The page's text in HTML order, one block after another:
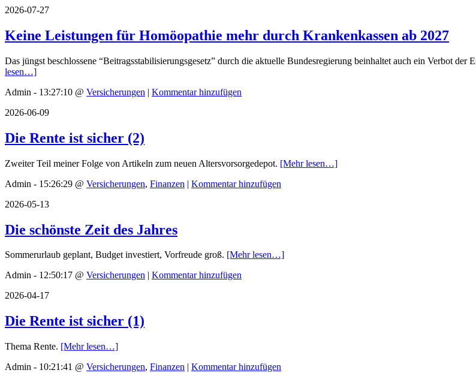
2026-07-27
Keine Leistungen für Homöopathie mehr durch Krankenkassen ab 2027
Das jüngst beschlossene “Beitragsstabilisierungsgesetz” durch die aktuelle Bundesregierung beinhaltet auch ein Verbot
lesen…]
Admin - 13:27:10 @ Versicherungen | Kommentar hinzufügen
2026-06-09
Die Rente ist sicher (2)
Zweiter Teil meiner Folge von Artikeln zum neuen Altersvorsorgedepot. [Mehr lesen…]
Admin - 15:26:29 @ Versicherungen, Finanzen | Kommentar hinzufügen
2026-05-13
Die schönste Zeit des Jahres
Sommerurlaub geplant, Budget investiert, Vorfreude groß. [Mehr lesen…]
Admin - 12:50:17 @ Versicherungen | Kommentar hinzufügen
2026-04-17
Die Rente ist sicher (1)
Thema Rente. [Mehr lesen…]
Admin - 10:21:41 @ Versicherungen, Finanzen | Kommentar hinzufügen